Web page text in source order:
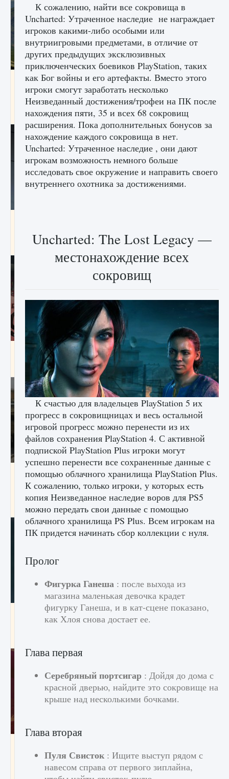
Как исправить ошибку Palworld EPalworld
«Идет сохранение мира — Невозможно
начать сохранение данных мира»
9 августа 2024 2 711 0 0
9 августа 2024 2 096 0 2
Входят ли «Милан» и «Интер» в EA FC 25
9 августа 2024 2 064 0
Как исправить текстовую ошибку
пользовательского интерфейса Delta
Force Hawk Ops
9 августа 2024 1 945 0 0
Как проверить статус сервера Delta Force
Hawk Ops
игре Creatures of Ava
9 августа 2024 1 218 0 0
К сожалению, найти все сокровища в
Uncharted: Утраченное наследие не награждает
игроков какими-либо особыми или
внутриигровыми предметами, в отличие от
других предыдущих эксклюзивных
приключенческих боевиков PlayStation, таких
как Бог войны и его артефакты. Вместо этого
игроки смогут заработать несколько
Неизведанный достижения/трофеи на ПК после
нахождения пяти, 35 и всех 68 сокровищ
расширения. Пока дополнительных бонусов за
нахождение каждого сокровища в нет.
Uncharted: Утраченное наследие , они дают
игрокам возможность немного больше
исследовать свое окружение и направить своего
внутреннего охотника за достижениями.
Uncharted: The Lost Legacy —
местонахождение всех
сокровищ
К счастью для владельцев PlayStation 5 их
прогресс в сокровищницах и весь остальной
игровой прогресс можно перенести из их
файлов сохранения PlayStation 4. С активной
подпиской PlayStation Plus игроки могут
успешно перенести все сохраненные данные с
помощью облачного хранилища PlayStation Plus.
К сожалению, только игроки, у которых есть
копия Неизведанное наследие воров для PS5
можно передать свои данные с помощью
облачного хранилища PS Plus. Всем игрокам на
ПК придется начинать сбор коллекции с нуля.
Пролог
Фигурка Ганеша : после выхода из
магазина маленькая девочка крадет
фигурку Ганеша, и в кат-сцене показано,
как Хлоя снова достает ее.
Глава первая
Серебряный портсигар : Дойдя до дома с
красной дверью, найдите это сокровище на
крыше над несколькими бочками.
Глава вторая
Пуля Свисток : Ищите выступ рядом с
навесом справа от первого зиплайна,